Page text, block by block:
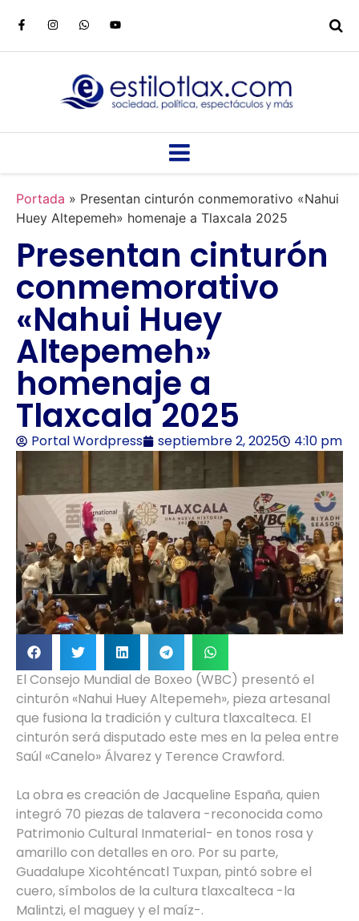
Portada » Presentan cinturón conmemorativo «Nahui
Huey Altepemeh» homenaje a Tlaxcala 2025
Presentan cinturón
conmemorativo
«Nahui Huey
Altepemeh»
homenaje a
Tlaxcala 2025
Portal Wordpress septiembre 2, 2025 4:10 pm
El Consejo Mundial de Boxeo (WBC) presentó el
cinturón «Nahui Huey Altepemeh», pieza artesanal
que fusiona la tradición y cultura tlaxcalteca. El
cinturón será disputado este mes en la pelea entre
Saúl «Canelo» Álvarez y Terence Crawford.
La obra es creación de Jacqueline España, quien
integró 70 piezas de talavera -reconocida como
Patrimonio Cultural Inmaterial- en tonos rosa y
amarillo con detalles en oro. Por su parte,
Guadalupe Xicohténcatl Tuxpan, pintó sobre el
cuero, símbolos de la cultura tlaxcalteca -la
Malintzi, el maguey y el maíz-.